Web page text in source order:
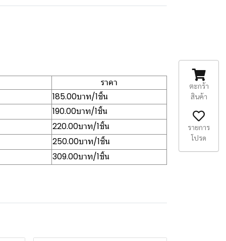
ราคา
185.00บาท/1ชิ้น
190.00บาท/1ชิ้น
220.00บาท/1ชิ้น
250.00บาท/1ชิ้น
309.00บาท/1ชิ้น
ตะกร้า
สินค้า
รายการ
โปรด